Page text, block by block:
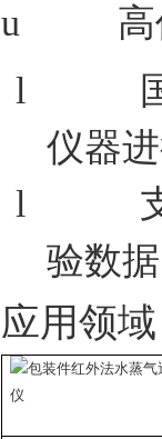
u
l
仪器
l
验数
应用领域